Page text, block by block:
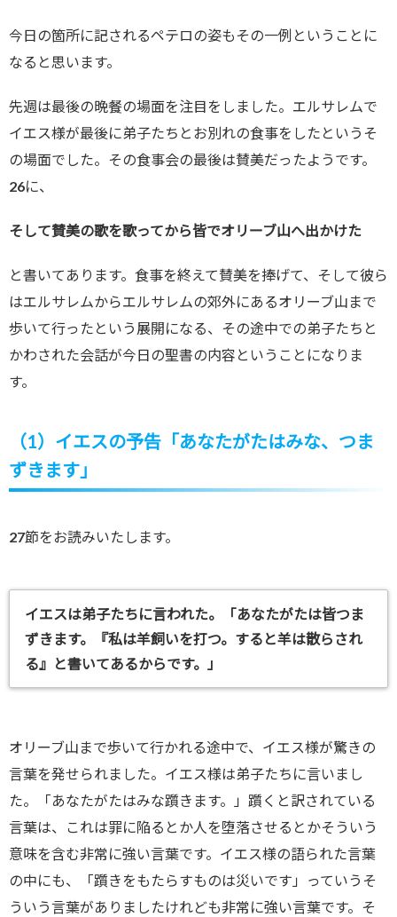
今日の箇所に記されるペテロの姿もその一例ということに
なると思います。
先週は最後の晩餐の場面を注目をしました。エルサレムで
イエス様が最後に弟子たちとお別れの食事をしたというそ
の場面でした。その食事会の最後は賛美だったようです。
26に、
そして賛美の歌を歌ってから皆でオリーブ山へ出かけた
と書いてあります。食事を終えて賛美を捧げて、そして彼ら
はエルサレムからエルサレムの郊外にあるオリーブ山まで
歩いて行ったという展開になる、その途中での弟子たちと
かわされた会話が今日の聖書の内容ということになりま
す。
（1）イエスの予告「あなたがたはみな、つま
ずきます」
27節をお読みいたします。
イエスは弟子たちに言われた。「あなたがたは皆つま
ずきます。『私は羊飼いを打つ。すると羊は散らされ
る』と書いてあるからです。」
オリーブ山まで歩いて行かれる途中で、イエス様が驚きの
言葉を発せられました。イエス様は弟子たちに言いまし
た。「あなたがたはみな躓きます。」躓くと訳されている
言葉は、これは罪に陥るとか人を堕落させるとかそういう
意味を含む非常に強い言葉です。イエス様の語られた言葉
の中にも、「躓きをもたらすものは災いです」っていうそ
ういう言葉がありましたけれども非常に強い言葉です。そ